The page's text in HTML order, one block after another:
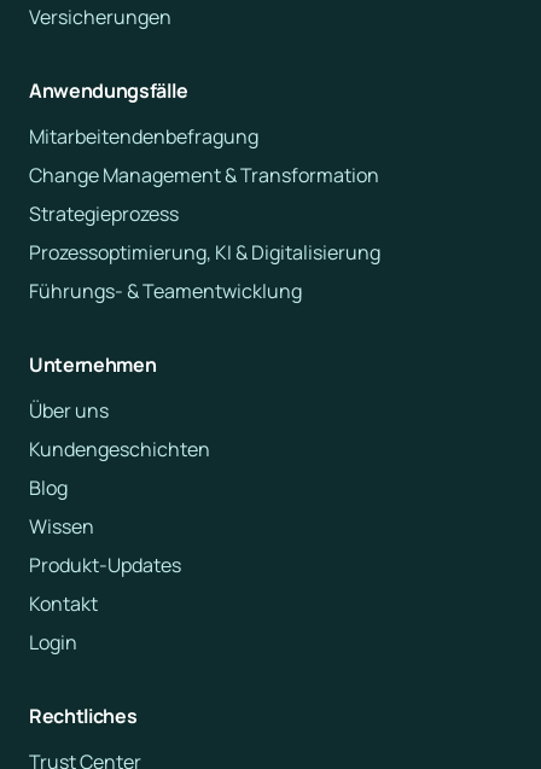
Versicherungen
Anwendungsfälle
Mitarbeitendenbefragung
Change Management & Transformation
Strategieprozess
Prozessoptimierung, KI & Digitalisierung
Führungs- & Teamentwicklung
Unternehmen
Über uns
Kundengeschichten
Blog
Wissen
Produkt-Updates
Kontakt
Login
Rechtliches
Trust Center